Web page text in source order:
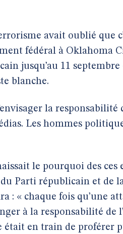
avait oublié que
fédéral à Oklahoma
jusqu’au 11 septembre
blanche.
la responsabilité
Les hommes
le pourquoi des ces
Parti républicain et de
: « chaque fois qu’une
à la responsabilité de
était en train de proférer